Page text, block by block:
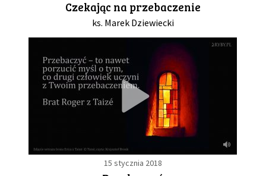
DRUŻYNA
WESPRZYJ NAS
PARTNERZY
Czekając na przebaczenie
ks. Marek Dziewiecki
15 stycznia 2018